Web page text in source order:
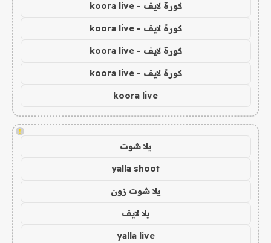
كورة لايف - koora live
كورة لايف - koora live
كورة لايف - koora live
كورة لايف - koora live
koora live
!
يلا شوت
yalla shoot
يلا شوت زون
يلا لايف
yalla live